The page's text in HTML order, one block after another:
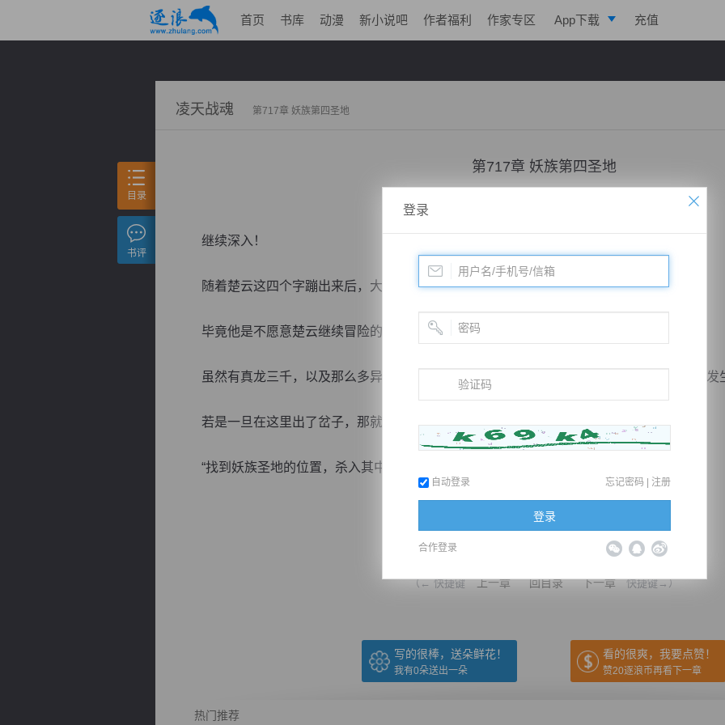
首页 书库 动漫 新小说吧 作者福利 作家专区 App下载 充值
凌天战魂 第717章 妖族第四圣地
第717章 妖族第四圣地
更新时间：2018-04-10 00:16 字数：2511
继续深入！
随着楚云这四个字蹦出来后，大圣的表情有些黯然。
毕竟他是不愿意楚云继续冒险的。
虽然有真龙三千，以及那么多异族教主作为底牌，但谁也不知道真正深入妖族内部后，会发
若是一旦在这里出了岔子，那就没有任何可以挽回的余地了。
“找到妖族圣地的位置，杀入其中，看...
（← 快捷键 上一章 回目录 下一章 快捷键→）
写的很棒，送朵鲜花！
我有0朵送出一朵
看的很爽，我要点赞！
赞20逐浪币再看下一章
热门推荐
目录
书评
登录
自动登录 忘记密码 | 注册
登录
合作登录